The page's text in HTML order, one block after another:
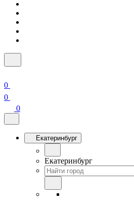
0
0
0
Екатеринбург
Екатеринбург